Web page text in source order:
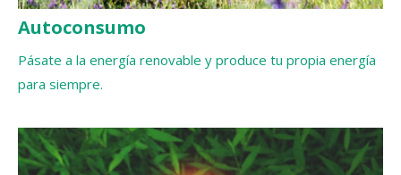
Autoconsumo
Pásate a la energía renovable y produce tu propia energía
para siempre.